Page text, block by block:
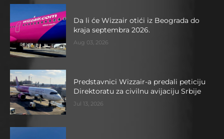
Da li će Wizzair otići iz Beograda do
kraja septembra 2026.
Aug 03, 2026
Predstavnici Wizzair-a predali peticiju
Direktoratu za civilnu avijaciju Srbije
Jul 13, 2026